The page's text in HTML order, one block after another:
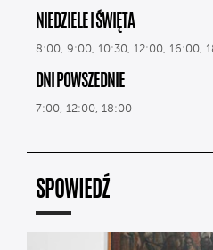
NIEDZIELE I ŚWIĘTA
8:00, 9:00, 10:30, 12:00, 16:00,
DNI POWSZEDNIE
7:00, 12:00, 18:00
SPOWIEDŹ